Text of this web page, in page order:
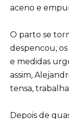
aceno e
O parto se
despencou,
e medidas
assim,
tensa,
Depois de